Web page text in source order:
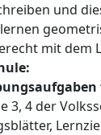
und
mit dem
3, 4 der